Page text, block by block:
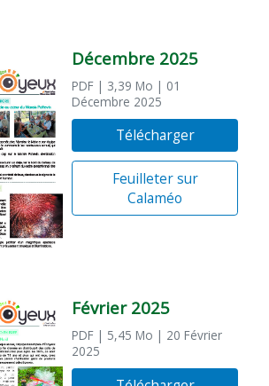
Décembre 2025
PDF | 3,39 Mo | 01
Décembre 2025
Télécharger
Feuilleter sur
Calaméo
Février 2025
PDF | 5,45 Mo | 20 Février
2025